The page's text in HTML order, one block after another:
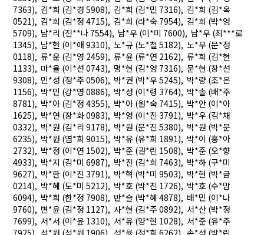
7363), 김*희 (김*경 5908), 김*희 (김*민 7316), 김*희 (김*옥
0521), 김*희 (김*정 4715), 김*희 (라*숙 7954), 김*희 (박*영
5709), 남*리 (전**나 7554), 남*우 (이*미 7600), 남*우 (최***로
1345), 남*현 (이*애 9310), 노*규 (노*철 5182), 노*우 (문*정
0118), 류*운 (김*영 2459), 류*윤 (류*연 2162), 류*희 (김*현
1133), 마*율 (이*선 0743), 명*현 (김*영 7316), 문*현 (장*선
9308), 민*성 (정*주 0506), 박*권 (박*우 5245), 박*량 (조*은
1156), 박*민 (강*영 0886), 박*성 (이*령 3764), 박*솔 (배*주
8781), 박*아 (김*정 4355), 박*아 (원*숙 7415), 박*안 (이*아
1625), 박*연 (장*화 0983), 박*영 (이*진 3791), 박*우 (김*채
0332), 박*원 (김*리 9178), 박*원 (문*진 5380), 박*원 (박*문
6235), 박*원 (염*희 9015), 박*유 (유*희 1891), 박*이 (홍*아
2732), 박*정 (이*연 1502), 박*준 (권*린 1508), 박*준 (오*향
4933), 박*지 (김*미 6987), 박*진 (김*희 7463), 박*하 (구*미
9627), 박*한 (이*진 3791), 박*혁 (박*미 9503), 박*현 (박*금
0214), 박*혜 (도*미 5212), 박*호 (박*진 1726), 박*호 (수*맘
6094), 박*희 (한*정 7908), 반*슬 (박*혜 4878), 배*민 (이*나
9760), 변*윤 (김*정 1127), 사*현 (김*주 0892), 서*산 (박*정
7699), 서*서 (이*윤 1310), 서*유 (양*현 1028), 서*준 (유*주